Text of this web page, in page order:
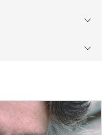
14 15
16
21 22
23
28 29
30
afdeling